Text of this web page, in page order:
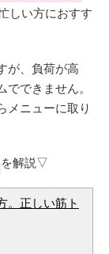
しい方におすす
が、負荷が高
できません。
メニューに取り
を解説▽
。正しい筋ト